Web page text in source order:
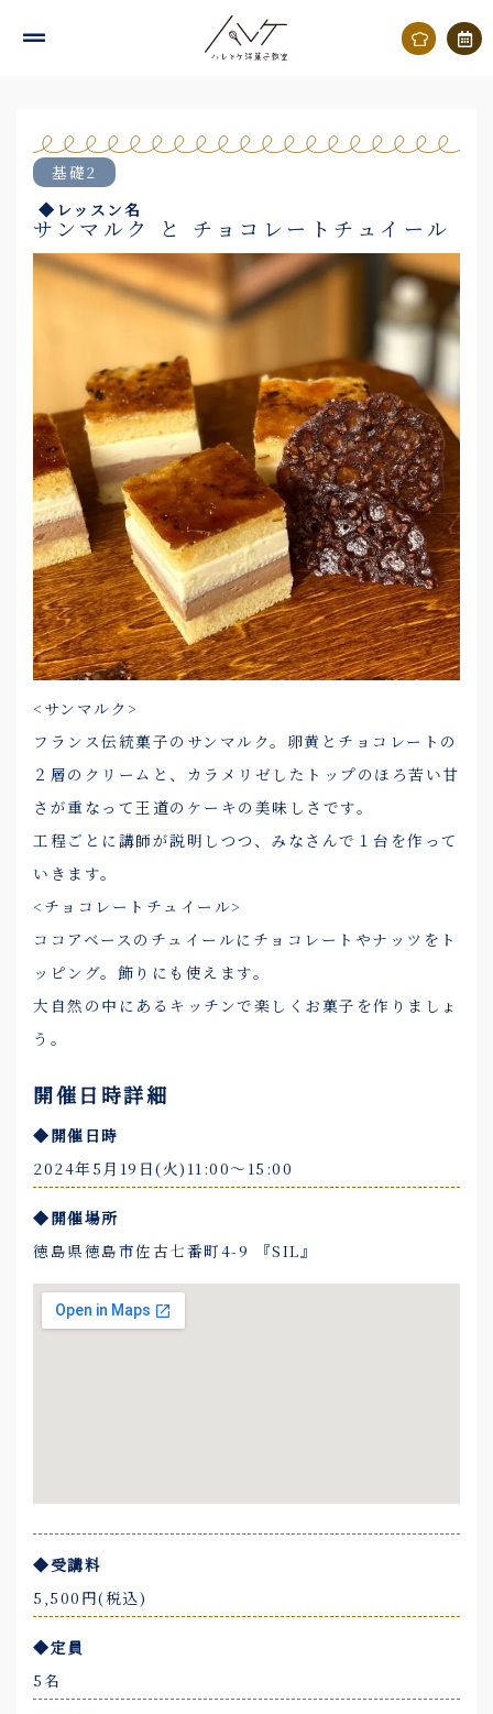
基礎2
◆レッスン名
サンマルク と チョコレートチュイール
<サンマルク>
フランス伝統菓子のサンマルク。卵黄とチョコレートの
２層のクリームと、カラメリゼしたトップのほろ苦い甘
さが重なって王道のケーキの美味しさです。
工程ごとに講師が説明しつつ、みなさんで１台を作って
いきます。
<チョコレートチュイール>
ココアベースのチュイールにチョコレートやナッツをト
ッピング。飾りにも使えます。
大自然の中にあるキッチンで楽しくお菓子を作りましょ
う。
開催日時詳細
◆開催日時
2024年5月19日(火)11:00〜15:00
◆開催場所
徳島県徳島市佐古七番町4-9 『SIL』
◆受講料
5,500円(税込)
◆定員
5名